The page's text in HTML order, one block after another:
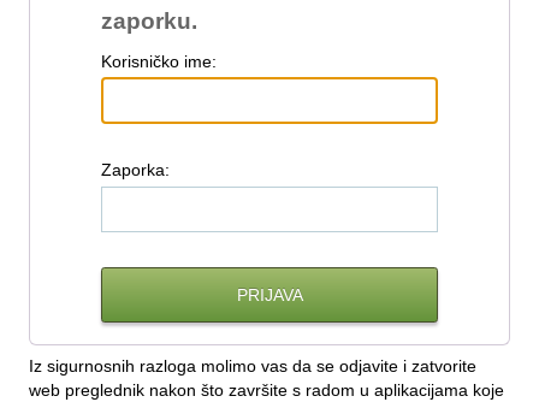
zaporku.
Korisničko ime:
Zaporka:
Iz sigurnosnih razloga molimo vas da se odjavite i zatvorite
web preglednik nakon što završite s radom u aplikacijama koje